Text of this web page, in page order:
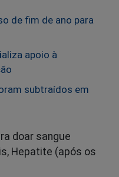
de fim de ano para
apoio à
subtraídos em
doar sangue
Hepatite (após os